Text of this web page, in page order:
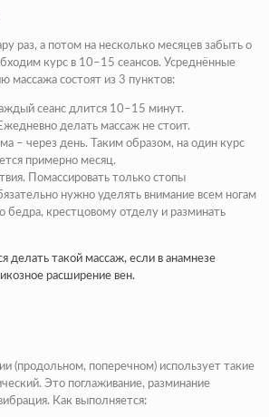
раз, а потом на несколько месяцев забыть о
курс в 10–15 сеансов. Усреднённые
массажа состоят из 3 пунктов:
сеанс длится 10–15 минут.
делать массаж не стоит.
– через день. Таким образом, на один курс
примерно месяц.
Помассировать только стопы
нужно уделять внимание всем ногам
бедра, крестцовому отделу и разминать
делать такой массаж, если в анамнезе
расширение вен.
(продольном, поперечном) использует такие
Это поглаживание, разминание
Как выполняется: